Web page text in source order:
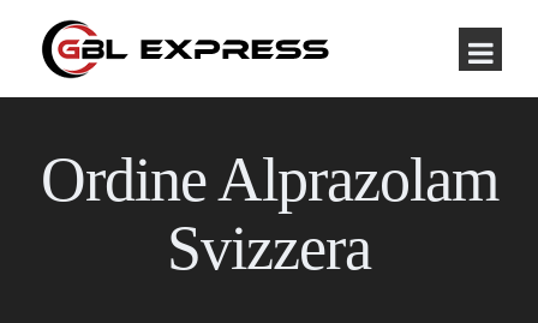
Ordine Alprazolam
Svizzera